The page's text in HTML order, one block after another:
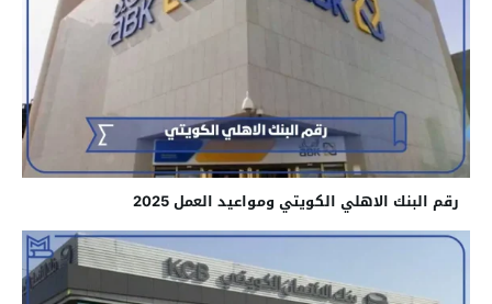
رقم البنك الاهلي الكويتي ومواعيد العمل 2025